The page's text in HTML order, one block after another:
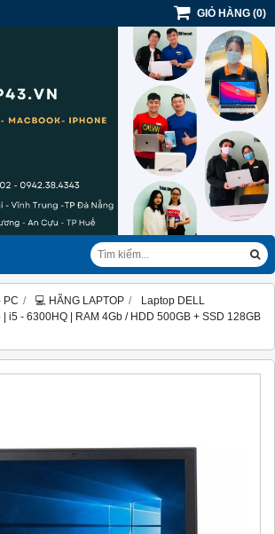
GIỎ HÀNG (0)
PC 💻 HÃNG LAPTOP
Laptop DELL
i5 - 6300HQ | RAM 4Gb / HDD 500GB + SSD 128GB